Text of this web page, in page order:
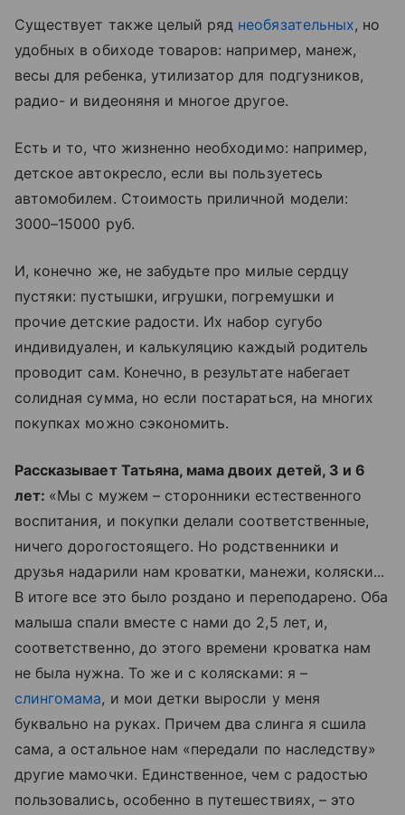
Существует также целый ряд необязательных, но
удобных в обиходе товаров: например, манеж,
весы для ребенка, утилизатор для подгузников,
радио- и видеоняня и многое другое.
Есть и то, что жизненно необходимо: например,
детское автокресло, если вы пользуетесь
автомобилем. Стоимость приличной модели:
3000–15000 руб.
И, конечно же, не забудьте про милые сердцу
пустяки: пустышки, игрушки, погремушки и
прочие детские радости. Их набор сугубо
индивидуален, и калькуляцию каждый родитель
проводит сам. Конечно, в результате набегает
солидная сумма, но если постараться, на многих
покупках можно сэкономить.
Рассказывает Татьяна, мама двоих детей, 3 и 6
лет: «Мы с мужем – сторонники естественного
воспитания, и покупки делали соответственные,
ничего дорогостоящего. Но родственники и
друзья надарили нам кроватки, манежи, коляски...
В итоге все это было роздано и переподарено. Оба
малыша спали вместе с нами до 2,5 лет, и,
соответственно, до этого времени кроватка нам
не была нужна. То же и с колясками: я –
слингомама, и мои детки выросли у меня
буквально на руках. Причем два слинга я сшила
сама, а остальное нам «передали по наследству»
другие мамочки. Единственное, чем с радостью
пользовались, особенно в путешествиях, – это